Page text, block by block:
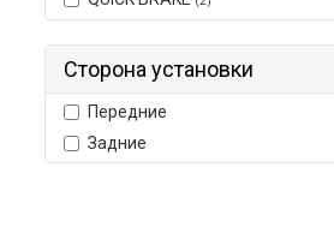
Сторона установки
Передние
Задние